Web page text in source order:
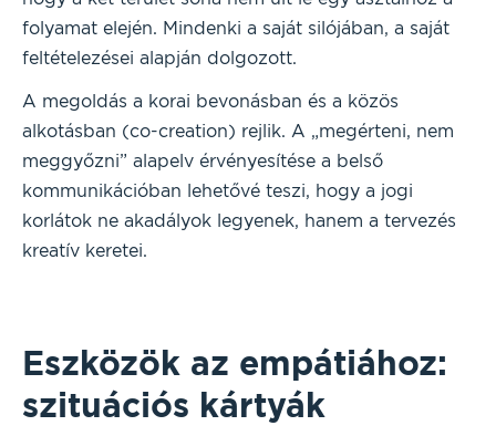
folyamat elején. Mindenki a saját silójában, a saját
feltételezései alapján dolgozott.
A megoldás a korai bevonásban és a közös
alkotásban (co-creation) rejlik. A „megérteni, nem
meggyőzni” alapelv érvényesítése a belső
kommunikációban lehetővé teszi, hogy a jogi
korlátok ne akadályok legyenek, hanem a tervezés
kreatív keretei.
Eszközök az empátiához:
szituációs kártyák